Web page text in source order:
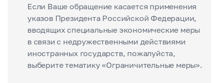
Если Ваше обращение касается применения
указов Президента Российской Федерации,
вводящих специальные экономические меры
в связи с недружественными действиями
иностранных государств, пожалуйста,
выберите тематику «Ограничительные меры».